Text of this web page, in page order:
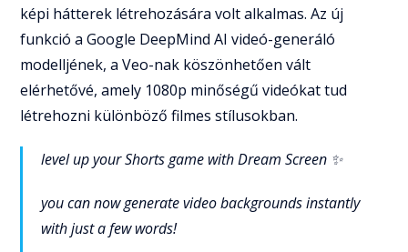
képi hátterek létrehozására volt alkalmas. Az új
funkció a Google DeepMind AI videó-generáló
modelljének, a Veo-nak köszönhetően vált
elérhetővé, amely 1080p minőségű videókat tud
létrehozni különböző filmes stílusokban.
level up your Shorts game with Dream Screen ✨
you can now generate video backgrounds instantly
with just a few words!